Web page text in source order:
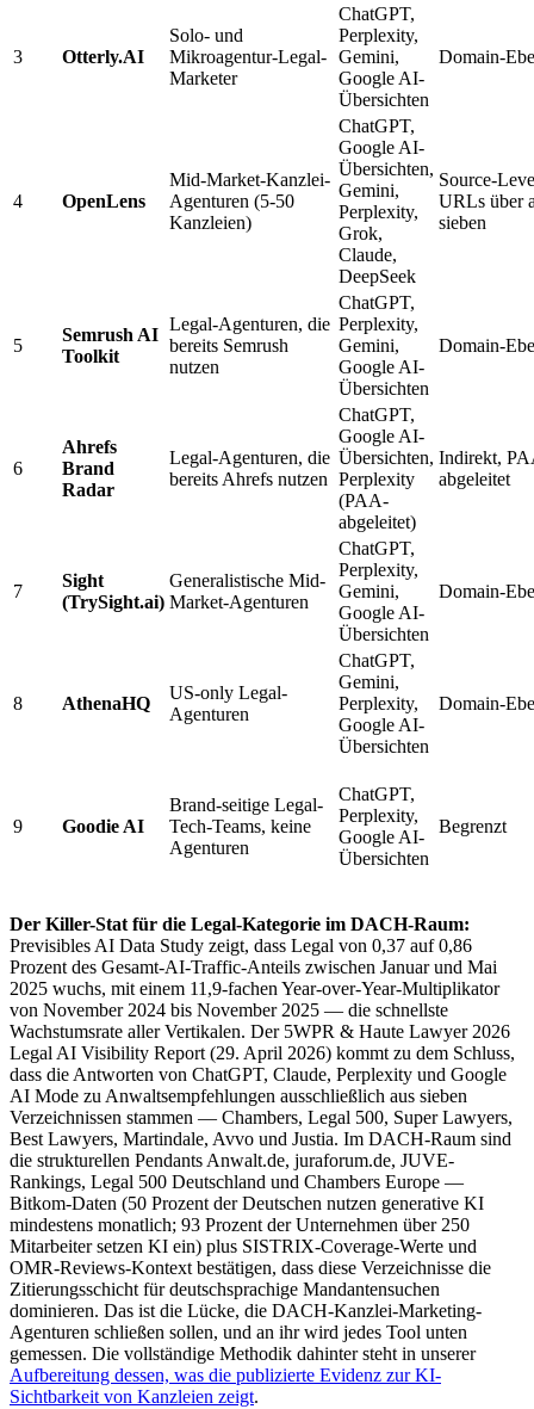
3 Otterly.AI
Solo- und
Mikroagentur-Legal-
Marketer
ChatGPT,
Perplexity,
Gemini,
Google AI-
Übersichten
Domain-
4 OpenLens
Mid-Market-Kanzlei-
Agenturen (5-50
Kanzleien)
ChatGPT,
Google AI-
Übersichten,
Gemini,
Perplexity,
Grok,
Claude,
DeepSeek
Source-
URLs über
sieben
5
Semrush AI
Toolkit
Legal-Agenturen, die
bereits Semrush
nutzen
ChatGPT,
Perplexity,
Gemini,
Google AI-
Übersichten
Domain-
6
Ahrefs
Brand
Radar
Legal-Agenturen, die
bereits Ahrefs nutzen
ChatGPT,
Google AI-
Übersichten,
Perplexity
(PAA-
abgeleitet)
Indirekt,
abgeleitet
7
Sight
(TrySight.ai)
Generalistische Mid-
Market-Agenturen
ChatGPT,
Perplexity,
Gemini,
Google AI-
Übersichten
Domain-
8 AthenaHQ
US-only Legal-
Agenturen
ChatGPT,
Gemini,
Perplexity,
Google AI-
Übersichten
Domain-
9 Goodie AI
Brand-seitige Legal-
Tech-Teams, keine
Agenturen
ChatGPT,
Perplexity,
Google AI-
Übersichten
Begrenzt
Der Killer-Stat für die Legal-Kategorie im DACH-Raum:
Previsibles AI Data Study zeigt, dass Legal von 0,37 auf 0,86
Prozent des Gesamt-AI-Traffic-Anteils zwischen Januar und Mai
2025 wuchs, mit einem 11,9-fachen Year-over-Year-Multiplikator
von November 2024 bis November 2025 — die schnellste
Wachstumsrate aller Vertikalen. Der 5WPR & Haute Lawyer 2026
Legal AI Visibility Report (29. April 2026) kommt zu dem Schluss,
dass die Antworten von ChatGPT, Claude, Perplexity und Google
AI Mode zu Anwaltsempfehlungen ausschließlich aus sieben
Verzeichnissen stammen — Chambers, Legal 500, Super Lawyers,
Best Lawyers, Martindale, Avvo und Justia. Im DACH-Raum sind
die strukturellen Pendants Anwalt.de, juraforum.de, JUVE-
Rankings, Legal 500 Deutschland und Chambers Europe —
Bitkom-Daten (50 Prozent der Deutschen nutzen generative KI
mindestens monatlich; 93 Prozent der Unternehmen über 250
Mitarbeiter setzen KI ein) plus SISTRIX-Coverage-Werte und
OMR-Reviews-Kontext bestätigen, dass diese Verzeichnisse die
Zitierungsschicht für deutschsprachige Mandantensuchen
dominieren. Das ist die Lücke, die DACH-Kanzlei-Marketing-
Agenturen schließen sollen, und an ihr wird jedes Tool unten
gemessen. Die vollständige Methodik dahinter steht in unserer
Aufbereitung dessen, was die publizierte Evidenz zur KI-
Sichtbarkeit von Kanzleien zeigt.